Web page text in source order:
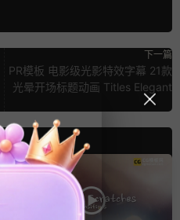
下一篇
PR模板 电影级光影特效字幕 21款
光晕开场标题动画 Titles Elegant